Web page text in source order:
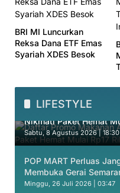
BRI MI Luncurkan
Reksa Dana ETF Emas
Syariah XDES Besok
LIFESTYLE
Daftar Promo Makanan
Nikmati Paket Hemat
Sabtu, 8 Agustus 2026 | 18:30
POP MART Perluas
Membuka Gerai
Minggu, 26 Juli 2026 | 03:47